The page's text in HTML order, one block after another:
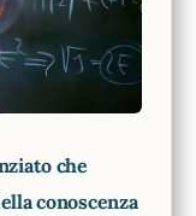
che
conoscenza